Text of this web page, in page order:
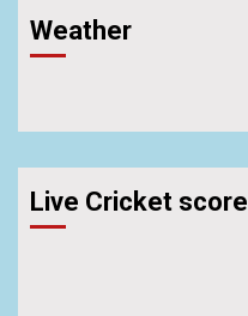
Weather
Live Cricket score